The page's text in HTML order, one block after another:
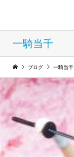
一騎当千
ブログ 一騎当千